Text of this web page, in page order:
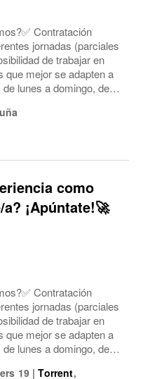
Contratación
jornadas (parciales
de trabajar en
que mejor se adapten a
lunes a domingo, de
a la semana y dos días
como
¡Apúntate!🚀
Contratación
jornadas (parciales
de trabajar en
que mejor se adapten a
lunes a domingo, de
19 | Torrent,